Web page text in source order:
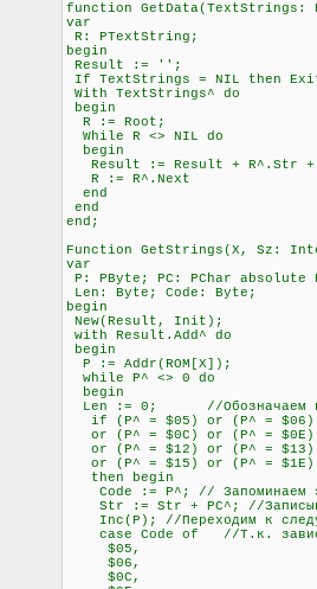
function
var
R: PTextString;
begin
Result := '';
If TextStrings = NIL then
With TextStrings^ do
begin
R := Root;
While R <> NIL do
begin
Result := Result + R^.Str +
R := R^.Next
end
end
end;
Function GetStrings(X, Sz:
var
P: PByte; PC: PChar absolute
Len: Byte; Code: Byte;
begin
New(Result, Init);
with Result.Add^ do
begin
P := Addr(ROM[X]);
while P^ <> 0 do
begin
Len := 0; //Обозначаем
if (P^ = $05) or (P^ = $06) or
or (P^ = $0C) or (P^ = $0E) or
or (P^ = $12) or (P^ = $13)
or (P^ = $15) or (P^ = $1E)
then begin
Code := P^; // Запоминаем
Str := Str + PC^; //
Inc(P); //Переходим к
case Code of //Т.к.
$05,
$06,
$0C,